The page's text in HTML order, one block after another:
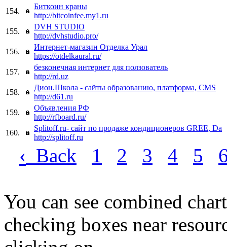
154.
Биткоин краны
http://bitcoinfee.my1.ru
155.
DVH STUDIO
http://dvhstudio.pro/
156.
Интернет-магазин Отделка Урал
https://otdelkaural.ru/
157.
безконечная интернет для ползователь
http://rd.uz
158.
Дион.Школа - сайты образованию, платформа, CMS
http://d61.ru
159.
Объявления РФ
http://rfboard.ru/
160.
Splitoff.ru- сайт по продаже кондиционеров GREE, Da
http://splitoff.ru
‹ Back 1 2 3 4 5
You can see combined
checking boxes near